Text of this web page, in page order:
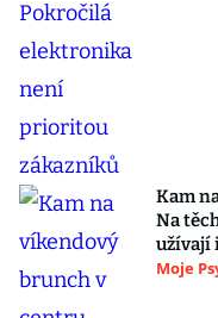
Kam
Na
užívají
Moje